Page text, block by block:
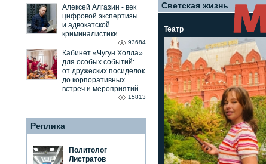
Алексей Алгазин ⁃ век
цифровой экспертизы
и адвокатской
криминалистики
93684
Кабинет «Чугун Холла»
для особых событий:
от дружеских посиделок
до корпоративных
встреч и мероприятий
15813
Реплика
Политолог
Листратов
Светская жизнь
Театр